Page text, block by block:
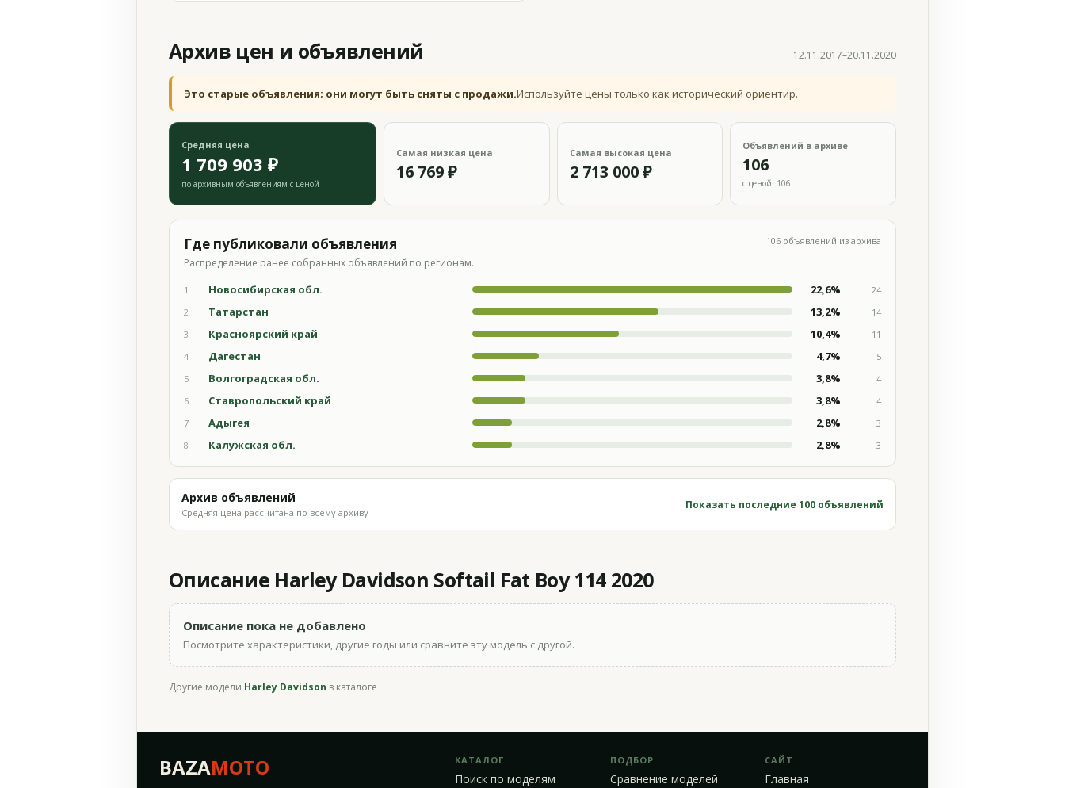
Архив цен и объявлений 12.11.2017–20.11.2020
Это старые объявления; они могут быть сняты с продажи.Используйте цены только как исторический ориентир.
Средняя цена
1 709 903 ₽
по архивным объявлениям с ценой
Самая низкая цена
16 769 ₽
Самая высокая цена
2 713 000 ₽
Объявлений в архиве
106
с ценой: 106
Где публиковали объявления
Распределение ранее собранных объявлений по регионам.
106 объявлений из архива
1 Новосибирская обл. 22,6%
24
2
Татарстан 13,2%
14
3
Красноярский край 10,4%
11
4
Дагестан 4,7%
5
5
Волгоградская обл. 3,8%
4
6
Ставропольский край 3,8%
4
7
Адыгея 2,8%
3
8
Калужская обл. 2,8% 3
Архив объявлений
Средняя цена рассчитана по всему архиву
Показать последние 100 объявлений
Описание Harley Davidson Softail Fat Boy 114 2020
Описание пока не добавлено
Посмотрите характеристики, другие годы или сравните эту модель с другой.
Другие модели Harley Davidson в каталоге
BAZAMOTO КАТАЛОГ
Поиск по моделям
ПОДБОР
Сравнение моделей
САЙТ
Главная